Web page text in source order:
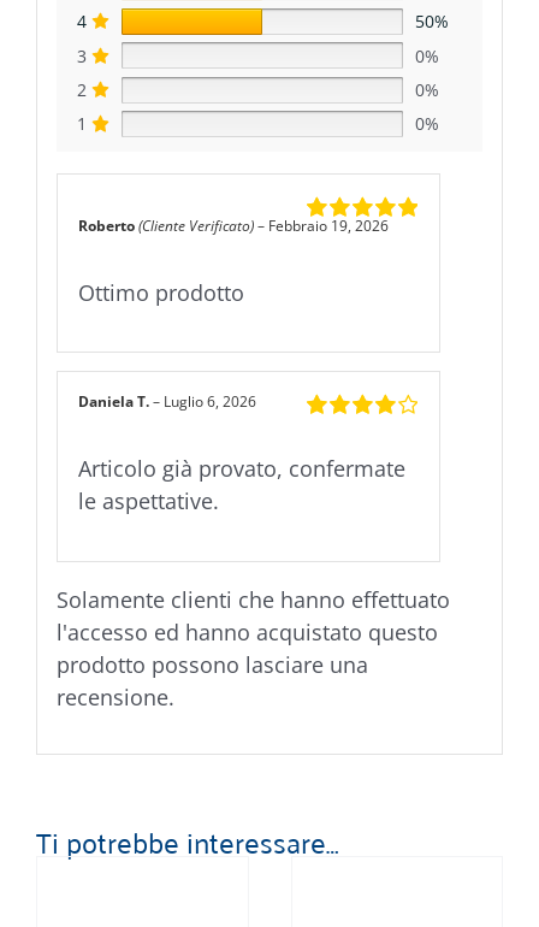
4
50%
3
0%
2
0%
1
0%
Valutato
Roberto(Cliente Verificato)– Febbraio 19, 2026
Ottimo prodotto
su 5
Daniela T.– Luglio 6, 2026
Articolo già provato, confermate
le aspettative.
Solamente clienti che hanno effettuato
l'accesso ed hanno acquistato questo
prodotto possono lasciare una
recensione.
Ti potrebbe interessare…